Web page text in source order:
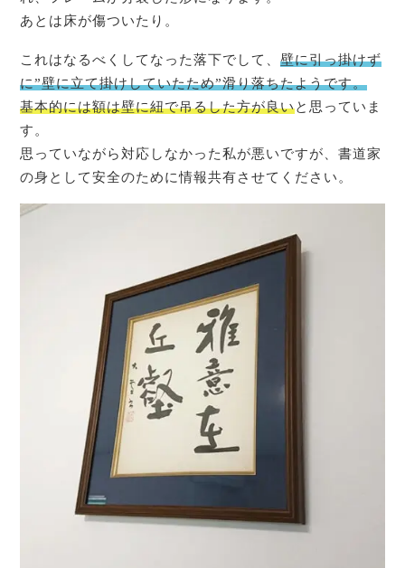
あとは床が傷ついたり。
これはなるべくしてなった落下でして、壁に引っ掛けず
に”壁に立て掛けしていたため”滑り落ちたようです。
基本的には額は壁に紐で吊るした方が良いと思っていま
す。
思っていながら対応しなかった私が悪いですが、書道家
の身として安全のために情報共有させてください。